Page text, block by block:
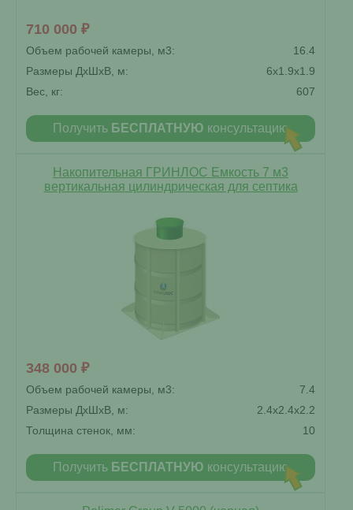
710 000 ₽
Объем рабочей камеры, м3:
16.4
Размеры ДxШxВ, м:
6x1.9x1.9
Вес, кг:
607
Получить БЕСПЛАТНУЮ консультацию
Накопительная ГРИНЛОС Емкость 7 м3
вертикальная цилиндрическая для септика
348 000 ₽
Объем рабочей камеры, м3:
7.4
Размеры ДxШxВ, м:
2.4x2.4x2.2
Толщина стенок, мм:
10
Получить БЕСПЛАТНУЮ консультацию